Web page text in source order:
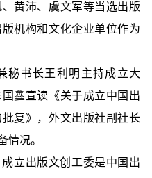
黄沛、虞文军等当选出版
机构和文化企业单位作为
书长王利明主持成立大
鑫宣读《关于成立中国出
复》，外文出版社副社长
情况。
立出版文创工委是中国出